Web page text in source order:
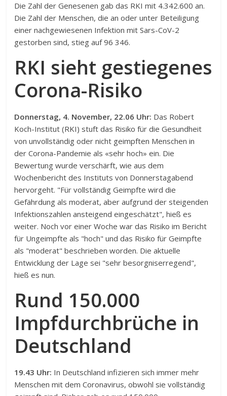
Die Zahl der Genesenen gab das RKI mit 4.342.600 an.
Die Zahl der Menschen, die an oder unter Beteiligung
einer nachgewiesenen Infektion mit Sars-CoV-2
gestorben sind, stieg auf 96 346.
RKI sieht gestiegenes
Corona-Risiko
Donnerstag, 4. November, 22.06 Uhr: Das Robert
Koch-Institut (RKI) stuft das Risiko für die Gesundheit
von unvollständig oder nicht geimpften Menschen in
der Corona-Pandemie als «sehr hoch» ein. Die
Bewertung wurde verschärft, wie aus dem
Wochenbericht des Instituts von Donnerstagabend
hervorgeht. "Für vollständig Geimpfte wird die
Gefährdung als moderat, aber aufgrund der steigenden
Infektionszahlen ansteigend eingeschätzt", hieß es
weiter. Noch vor einer Woche war das Risiko im Bericht
für Ungeimpfte als "hoch" und das Risiko für Geimpfte
als "moderat" beschrieben worden. Die aktuelle
Entwicklung der Lage sei "sehr besorgniserregend",
hieß es nun.
Rund 150.000
Impfdurchbrüche in
Deutschland
19.43 Uhr: In Deutschland infizieren sich immer mehr
Menschen mit dem Coronavirus, obwohl sie vollständig